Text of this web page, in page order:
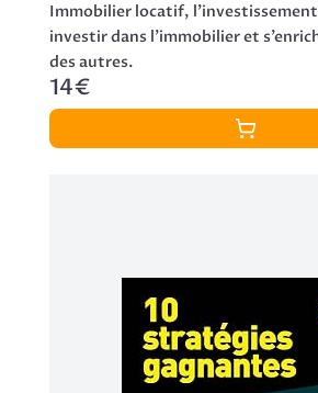
Immobilier locatif,
investir dans l’immobilier et
des autres.
14€